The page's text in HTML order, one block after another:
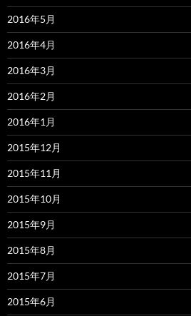
2016年5月
2016年4月
2016年3月
2016年2月
2016年1月
2015年12月
2015年11月
2015年10月
2015年9月
2015年8月
2015年7月
2015年6月